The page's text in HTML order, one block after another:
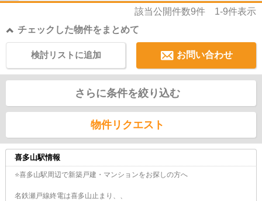
該当公開件数9件 1-9件表示
チェックした物件をまとめて
お問い合わせ
検討リストに追加
さらに条件を絞り込む
物件リクエスト
喜多山駅情報
⭐喜多山駅周辺で新築戸建・マンションをお探しの方へ
名鉄瀬戸線終電は喜多山止まり、、